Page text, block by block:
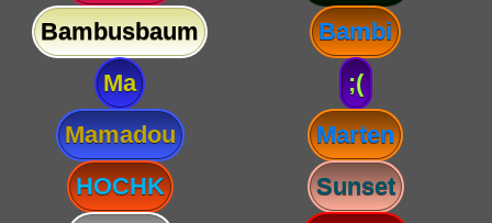
Bambusbaum
Bambi
Ma
;(
Mamadou
Marten
HOCHK
Sunset